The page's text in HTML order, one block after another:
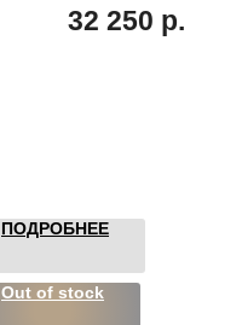
32 250 р.
ПОДРОБНЕЕ
Out of stock